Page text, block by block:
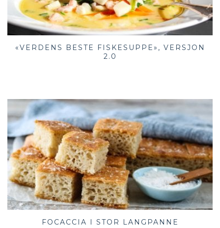
«VERDENS BESTE FISKESUPPE», VERSJON
2.0
FOCACCIA I STOR LANGPANNE